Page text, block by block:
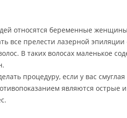
относятся беременные
все прелести лазерной
В таких волосах маленькое
процедуру, если у вас
являются острые